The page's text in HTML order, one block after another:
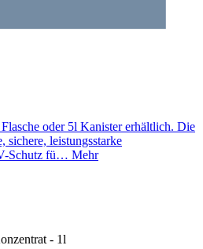
oder 5l Kanister erhältlich. Die
sichere, leistungsstarke
Schutz fü… Mehr
- 1l